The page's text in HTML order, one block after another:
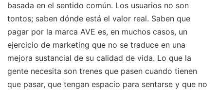
basada en el sentido común. Los usuarios no son
tontos; saben dónde está el valor real. Saben que
pagar por la marca AVE es, en muchos casos, un
ejercicio de marketing que no se traduce en una
mejora sustancial de su calidad de vida. Lo que la
gente necesita son trenes que pasen cuando tienen
que pasar, que tengan espacio para sentarse y que no